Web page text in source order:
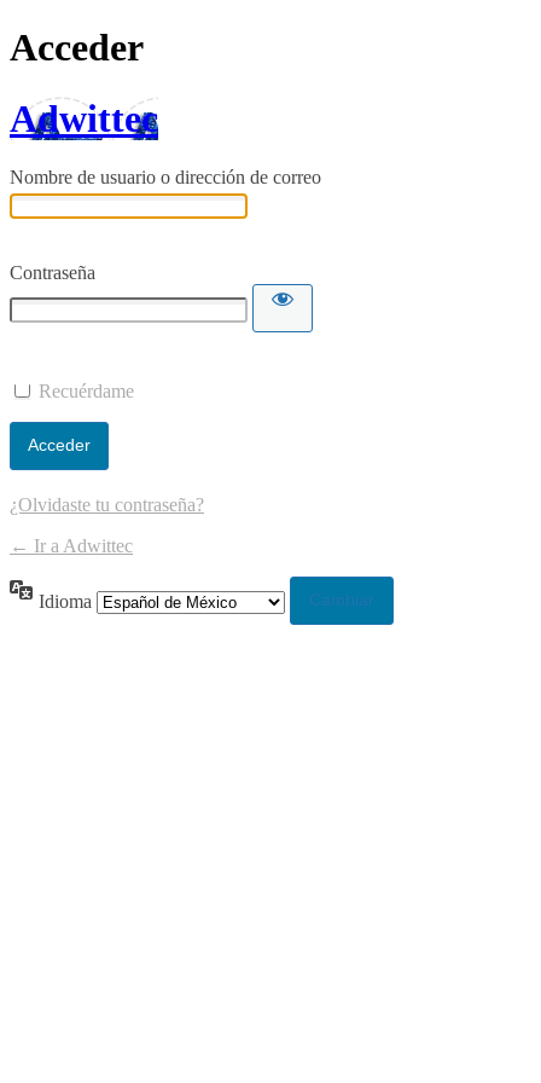
Acceder
Adwittec
Nombre de usuario o dirección de correo
Contraseña
Recuérdame
¿Olvidaste tu contraseña?
← Ir a Adwittec
Idioma